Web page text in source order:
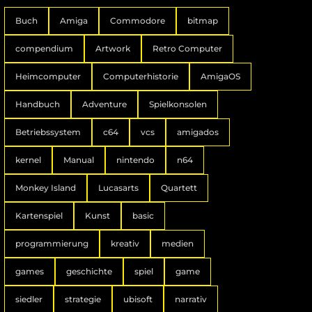
Buch Amiga Commodore bitmap
compendium Artwork Retro Computer
Heimcomputer Computerhistorie AmigaOS
Handbuch Adventure Spielkonsolen
Betriebssystem c64 vcs amigados
kernel Manual nintendo n64
Monkey Island Lucasarts Quartett
Kartenspiel Kunst basic
programmierung kreativ medien
games geschichte spiel game
siedler strategie ubisoft narrativ